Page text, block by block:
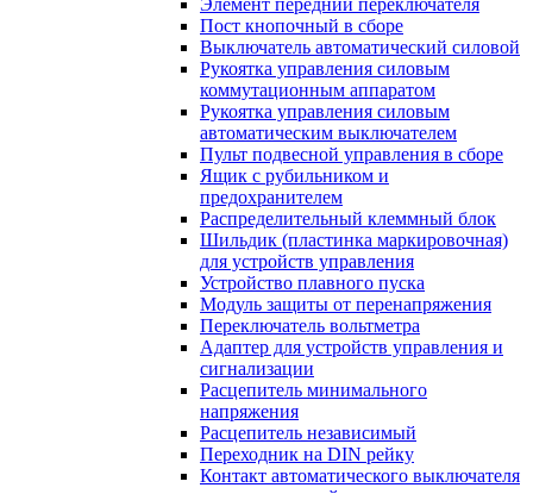
Элемент передний переключателя
Пост кнопочный в сборе
Выключатель автоматический силовой
Рукоятка управления силовым
коммутационным аппаратом
Рукоятка управления силовым
автоматическим выключателем
Пульт подвесной управления в сборе
Ящик с рубильником и
предохранителем
Распределительный клеммный блок
Шильдик (пластинка маркировочная)
для устройств управления
Устройство плавного пуска
Модуль защиты от перенапряжения
Переключатель вольтметра
Адаптер для устройств управления и
сигнализации
Расцепитель минимального
напряжения
Расцепитель независимый
Переходник на DIN рейку
Контакт автоматического выключателя